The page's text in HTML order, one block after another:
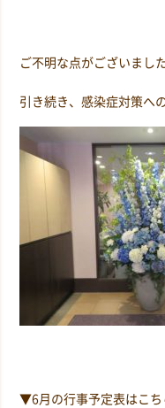
ご不明な点がございまし
引き続き、感染症対策へ
▼6月の行事予定表はこ